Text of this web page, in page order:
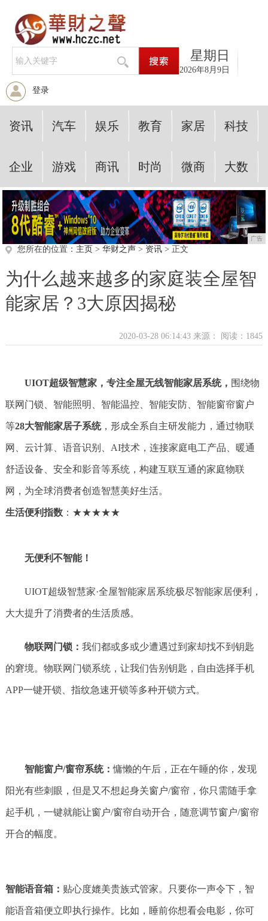
星期日
2026年8月9日
登录
资讯 汽车 娱乐 教育 家居 科技
企业 游戏 商讯 时尚 微商 大数
广告
您所在的位置： 主页 > 华财之声> 资讯> 正文
为什么越来越多的家庭装全屋智
能家居？3大原因揭秘
2020-03-28 06:14:43 来源： 阅读：1845
UIOT超级智慧家，专注全屋无线智能家居系统， 围绕物
联网门锁、智能照明、智能温控、智能安防、智能窗帘窗户
等28大智能家居子系统，形成全系自主研发能力，通过物联
网、云计算、语音识别、AI技术，连接家庭电工产品、暖通
舒适设备、安全和影音等系统，构建互联互通的家庭物联
网，为全球消费者创造智慧美好生活。
生活便利指数：★★★★★
无便利不智能！
UIOT超级智慧家·全屋智能家居系统极尽智能家居便利，
大大提升了消费者的生活质感。
物联网门锁： 我们都或多或少遭遇过到家却找不到钥匙
的窘境。物联网门锁系统，让我们告别钥匙，自由选择手机
APP一键开锁、指纹急速开锁等多种开锁方式。
智能窗户/窗帘系统：慵懒的午后，正在午睡的你，发现
阳光有些刺眼，但是又不想起身关窗户/窗帘，你只需随手拿
起手机，一键就能让窗户/窗帘自动开合，随意调节窗户/窗帘
开合的幅度。
智能语音箱： 贴心度媲美贵族式管家。只要你一声令下，智
能语音箱便立即执行操作。比如，睡前你想看会电影，你可